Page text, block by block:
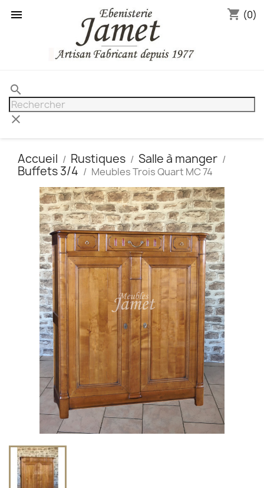
 shopping_cart (0)
search
clear
Accueil Rustiques
Salle à manger
Buffets 3/4
Meubles Trois Quart MC 74